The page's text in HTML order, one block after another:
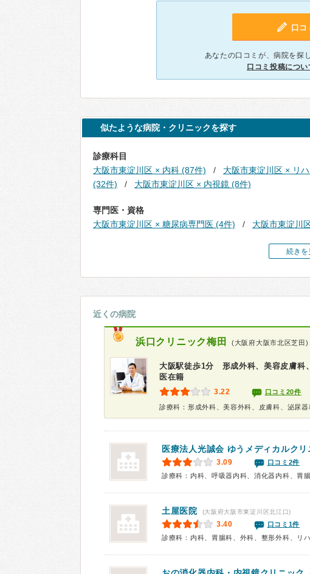
口コ
あなたの口コミが、病院を探
口コミ投稿につ
似たような病院・クリニックを探す
診療科目
大阪市東淀川区 × 内科 (87件)
大阪市東淀川区 × リ
(32件)
大阪市東淀川区 × 内視鏡 (8件)
専門医・資格
大阪市東淀川区 × 糖尿病専門医 (4件)
大阪市東淀川
続きを
近くの病院
浜口クリニック梅田 (大阪府大阪市北区芝田)
大阪駅徒歩1分 形成外科、美容皮膚科
医在籍
3.22 口コミ20件
診療科：形成外科、美容外科、皮膚科、泌尿器
医療法人光誠会 ゆうメディカルクリ
3.09
口コミ2件
土屋医院 (大阪府大阪市東淀川区北江口)
3.40
口コミ1件